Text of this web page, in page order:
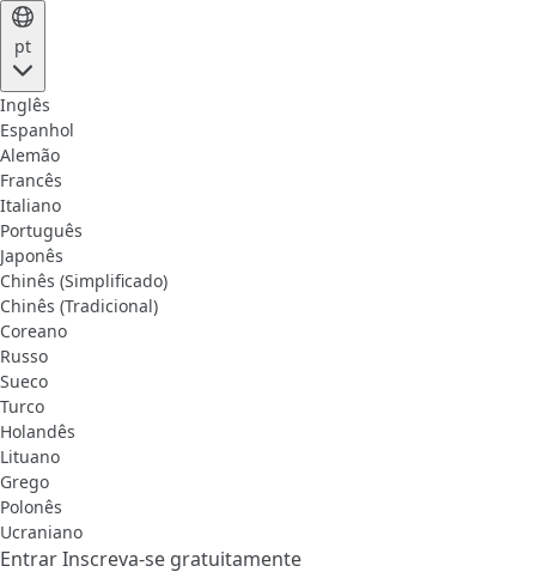
pt
Inglês
Espanhol
Alemão
Francês
Italiano
Português
Japonês
Chinês (Simplificado)
Chinês (Tradicional)
Coreano
Russo
Sueco
Turco
Holandês
Lituano
Grego
Polonês
Ucraniano
EntrarInscreva-se gratuitamente